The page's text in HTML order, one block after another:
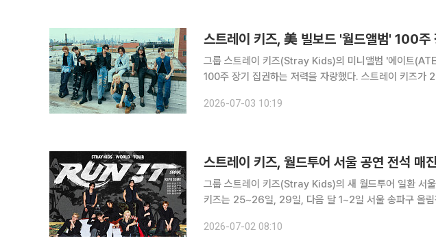
스트레이 키즈, 美 빌보드 '월드앨범' 100
그룹 스트레이 키즈(Stray Kids)의 미니앨범 '에이트
100주 장기 집권하는 저력을 자랑했다. 스트레이 키즈가 2024년 7월 19일 발매한 '에이트'는 같은
써 스트레이 키즈는 '에이트'로
2026-07-03 10:19
그룹 스트레이 키즈(Stray Kids)의 새 월드투어 일환 서울 공연
키즈는 25~26일, 29일, 다음 달 1~2일 서울 송파구 올
해당 공연은 지난달
2026-07-02 08:10